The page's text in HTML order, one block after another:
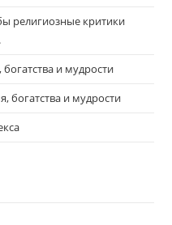
религиозные критики
и мудрости
богатства и мудрости